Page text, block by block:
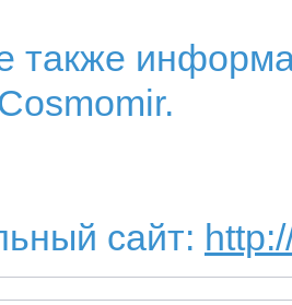
также
сайт: